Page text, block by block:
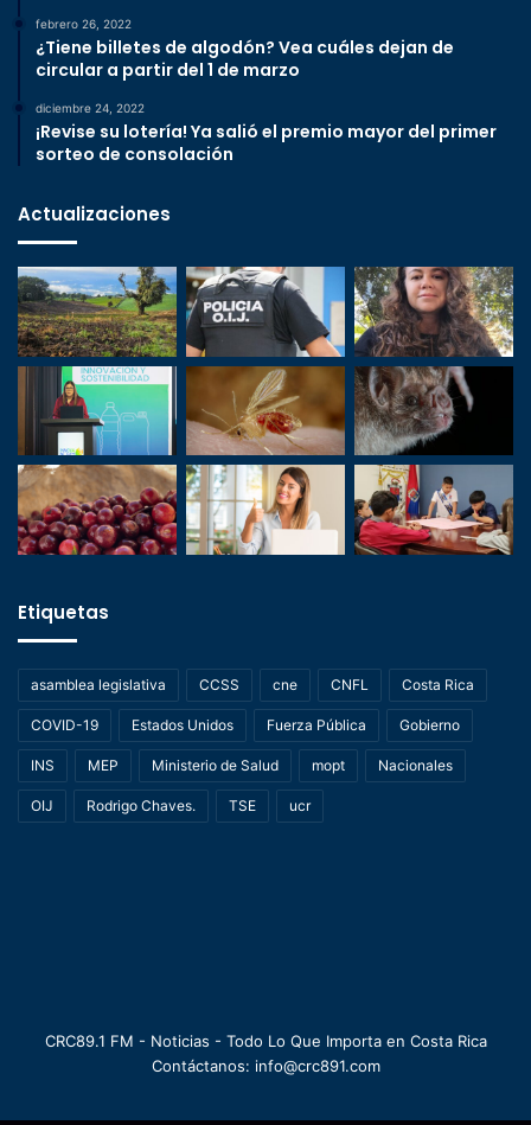
febrero 26, 2022
¿Tiene billetes de algodón? Vea cuáles dejan de
circular a partir del 1 de marzo
diciembre 24, 2022
¡Revise su lotería! Ya salió el premio mayor del primer
sorteo de consolación
Actualizaciones
Etiquetas
asamblea legislativa CCSS cne CNFL Costa Rica
COVID-19 Estados Unidos Fuerza Pública Gobierno
INS MEP Ministerio de Salud mopt Nacionales
OIJ Rodrigo Chaves. TSE ucr
CRC89.1 FM - Noticias - Todo Lo Que Importa en Costa Rica
Contáctanos: info@crc891.com